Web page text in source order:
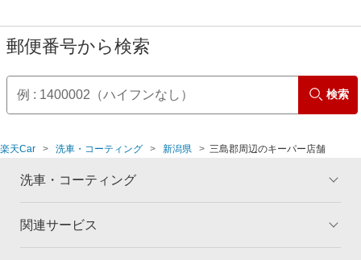
郵便番号から検索
検索
楽天Car 洗車・コーティング 新潟県 三島郡周辺のキーパー店舗
洗車・コーティング
トップ
関連サービス